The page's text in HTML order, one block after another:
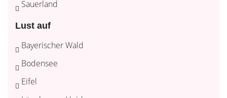
Sauerland
Lust auf
Bayerischer Wald
Bodensee
Eifel